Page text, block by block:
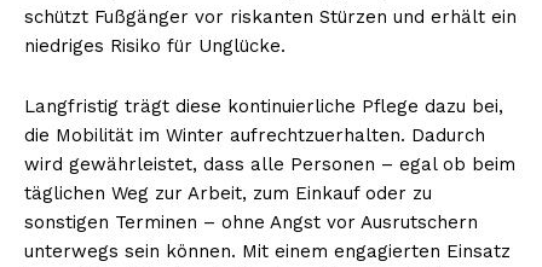
schützt Fußgänger vor riskanten Stürzen und erhält ein
niedriges Risiko für Unglücke.
Langfristig trägt diese kontinuierliche Pflege dazu bei,
die Mobilität im Winter aufrechtzuerhalten. Dadurch
wird gewährleistet, dass alle Personen – egal ob beim
täglichen Weg zur Arbeit, zum Einkauf oder zu
sonstigen Terminen – ohne Angst vor Ausrutschern
unterwegs sein können. Mit einem engagierten Einsatz